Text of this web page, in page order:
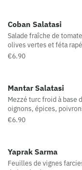
Coban Salatasi
Salade fraîche de
olives vertes et féta
€6.90
Mantar Salatasi
Mezzé turc froid à base
oignons, épices,
rouges.
€6.90
Yaprak Sarma
Feuilles de vignes